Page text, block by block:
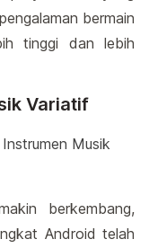
bermain
tinggi dan lebih
Variatif
berkembang,
Android telah